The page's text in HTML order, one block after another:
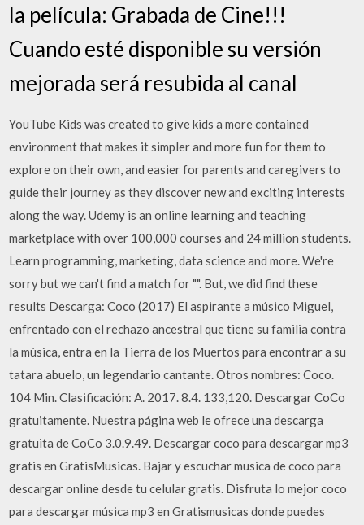
la película: Grabada de Cine!!!
Cuando esté disponible su versión
mejorada será resubida al canal
YouTube Kids was created to give kids a more contained
environment that makes it simpler and more fun for them to
explore on their own, and easier for parents and caregivers to
guide their journey as they discover new and exciting interests
along the way. Udemy is an online learning and teaching
marketplace with over 100,000 courses and 24 million students.
Learn programming, marketing, data science and more. We're
sorry but we can't find a match for "". But, we did find these
results Descarga: Coco (2017) El aspirante a músico Miguel,
enfrentado con el rechazo ancestral que tiene su familia contra
la música, entra en la Tierra de los Muertos para encontrar a su
tatara abuelo, un legendario cantante. Otros nombres: Coco.
104 Min. Clasificación: A. 2017. 8.4. 133,120. Descargar CoCo
gratuitamente. Nuestra página web le ofrece una descarga
gratuita de CoCo 3.0.9.49. Descargar coco para descargar mp3
gratis en GratisMusicas. Bajar y escuchar musica de coco para
descargar online desde tu celular gratis. Disfruta lo mejor coco
para descargar música mp3 en Gratismusicas donde puedes